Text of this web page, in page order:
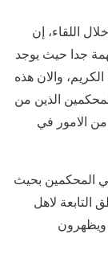
اللقاء، إن
جدا حيث يوجد
والان هذه
الذين من
الامور في
المحكمين بحيث
لاهل
ويظهرون